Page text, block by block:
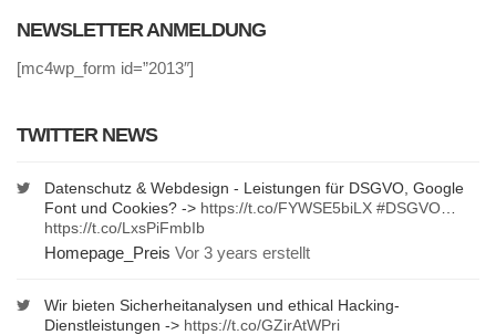
NEWSLETTER ANMELDUNG
[mc4wp_form id=”2013″]
TWITTER NEWS
Datenschutz & Webdesign - Leistungen für DSGVO, Google
Font und Cookies? -> https://t.co/FYWSE5biLX #DSGVO
https://t.co/LxsPiFmbIb
Homepage_Preis Vor 3 years erstellt
Wir bieten Sicherheitanalysen und ethical Hacking-
Dienstleistungen -> https://t.co/GZirAtWPri